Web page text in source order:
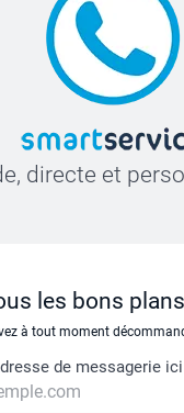
directe et
les bons
à tout moment
de messagerie ici